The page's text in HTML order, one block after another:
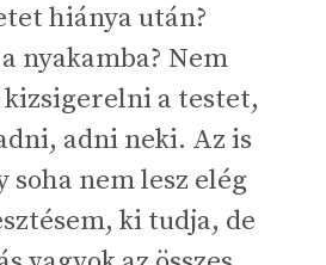
hiánya után?
nyakamba? Nem
a testet,
adni neki. Az is
soha nem lesz elég
ki tudja, de